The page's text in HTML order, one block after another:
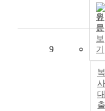
원
문
보
기
복
대
출
9